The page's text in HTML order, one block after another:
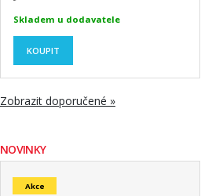
Skladem u dodavatele
KOUPIT
Zobrazit doporučené »
NOVINKY
Akce